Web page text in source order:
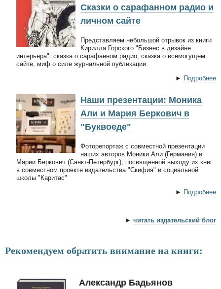
Сказки о сарафанном радио и
личном сайте
Представляем небольшой отрывок из книги
Кирилла Горского "Бизнес в дизайне
интерьера": сказка о сарафанном радио, сказка о всемогущем
сайте, миф о силе журнальной публикации.
► Подробнее
Наши презентации: Моника
Али и Мария Беркович в
"Буквоеде"
Фоторепортаж с совместной презентации
наших авторов Моники Али (Германия) и
Марии Беркович (Санкт-Петербург), посвященной выходу их книг
в совместном проекте издательства "Скифия" и социальной
школы "Каритас"
► Подробнее
► читать издательский блог
Рекомендуем обратить внимание на книги:
Александр Бадьянов